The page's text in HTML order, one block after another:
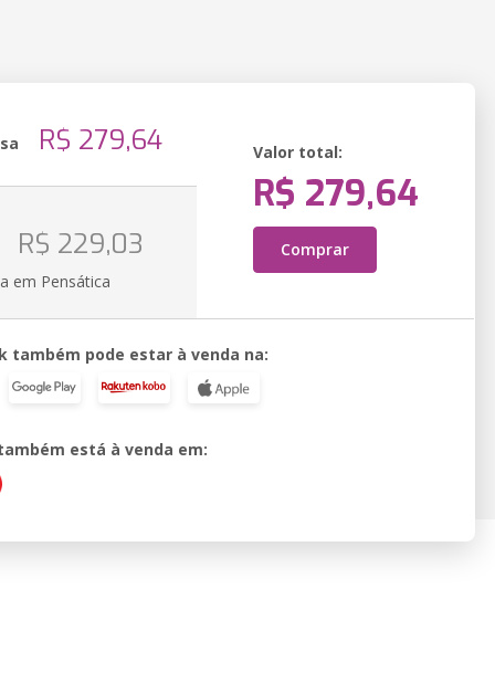
R$ 279,64 Valor total:
R$ 279,64
Comprar
R$ 229,03
em Pensática
também pode estar à venda na:
está à venda em: